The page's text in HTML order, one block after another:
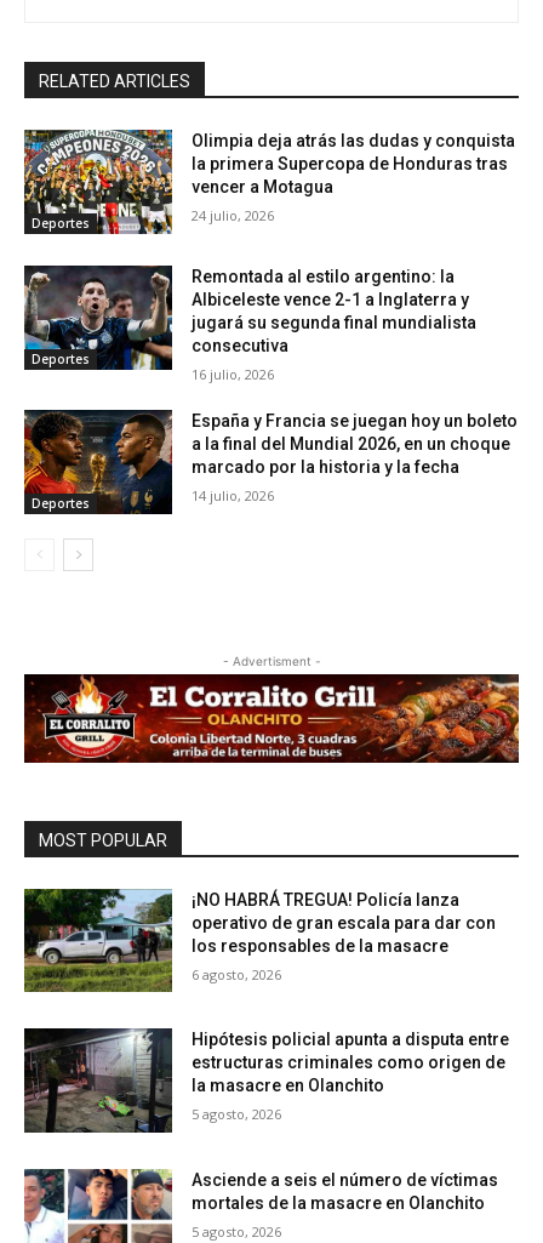
RELATED ARTICLES
Deportes
Olimpia deja atrás las dudas y conquista
la primera Supercopa de Honduras tras
vencer a Motagua
24 julio, 2026
Deportes
Remontada al estilo argentino: la
Albiceleste vence 2-1 a Inglaterra y
jugará su segunda final mundialista
consecutiva
16 julio, 2026
Deportes
España y Francia se juegan hoy un boleto
a la final del Mundial 2026, en un choque
marcado por la historia y la fecha
14 julio, 2026
- Advertisment -
MOST POPULAR
¡NO HABRÁ TREGUA! Policía lanza
operativo de gran escala para dar con
los responsables de la masacre
6 agosto, 2026
Hipótesis policial apunta a disputa entre
estructuras criminales como origen de
la masacre en Olanchito
5 agosto, 2026
Asciende a seis el número de víctimas
mortales de la masacre en Olanchito
5 agosto, 2026